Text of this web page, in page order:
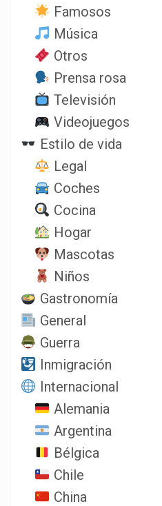
Famosos
Música
Otros
Prensa rosa
Televisión
Videojuegos
Estilo de vida
Legal
Coches
Cocina
Hogar
Mascotas
Niños
Gastronomía
General
Guerra
Inmigración
Internacional
Alemania
Argentina
Bélgica
Chile
China